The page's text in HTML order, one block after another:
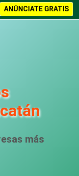
ANÚNCIATE GRATIS
más